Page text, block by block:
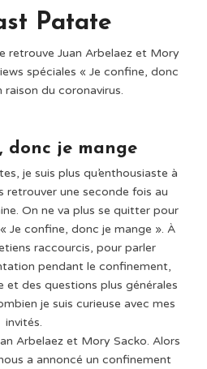
Patate
retrouve Juan Arbelaez et Mory
spéciales « Je confine, donc
raison du coronavirus.
donc je mange
je suis plus qu’enthousiaste à
retrouver une seconde fois au
On ne va plus se quitter pour
Je confine, donc je mange ». À
raccourcis, pour parler
pendant le confinement,
et des questions plus générales
je suis curieuse avec mes
invités.
Arbelaez et Mory Sacko. Alors
a annoncé un confinement